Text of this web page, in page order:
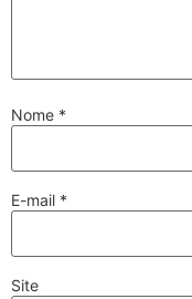
Nome *
E-mail *
Site